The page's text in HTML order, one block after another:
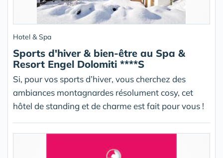
Hotel & Spa
Sports d'hiver & bien-être au Spa &
Resort Engel Dolomiti ****S
Si, pour vos sports d’hiver, vous cherchez des
ambiances montagnardes résolument cosy, cet
hôtel de standing et de charme est fait pour vous !